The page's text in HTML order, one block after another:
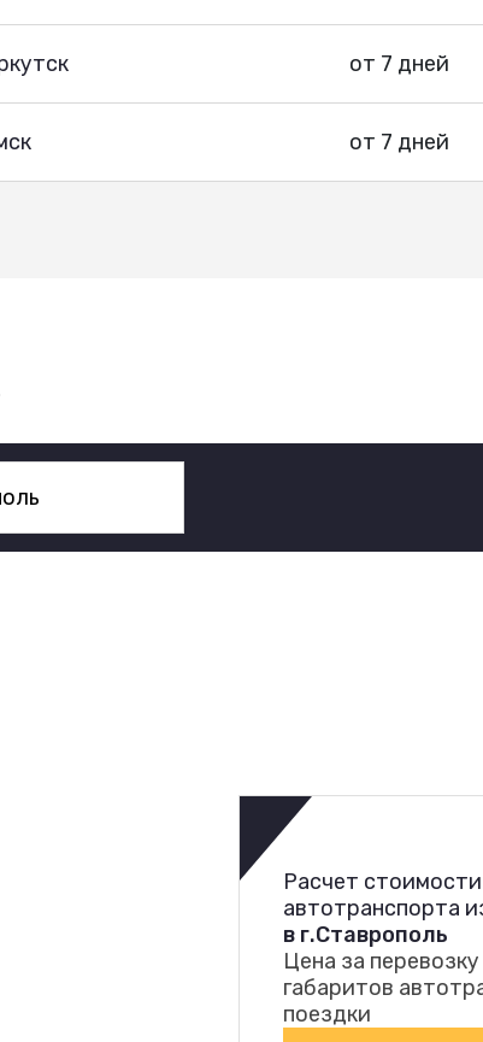
от 7 дней
от 7 дней
Расчет
автотранспорта
в г.Ставрополь
Цена за
габаритов
поездки